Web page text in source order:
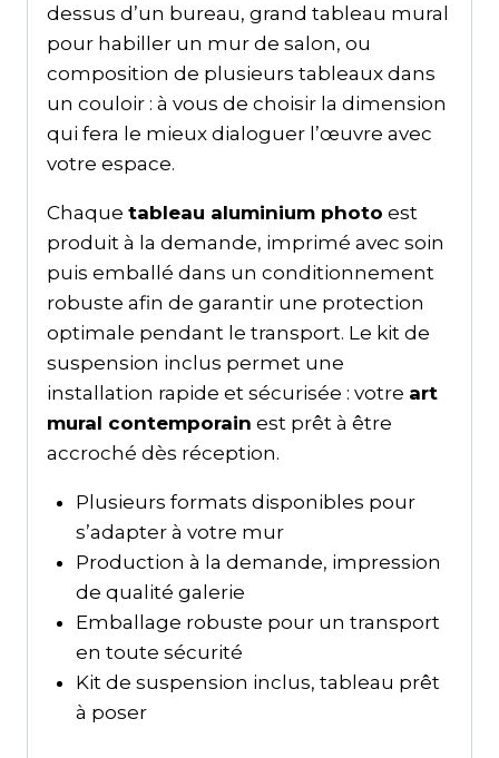
dessus d’un bureau, grand tableau mural
pour habiller un mur de salon, ou
composition de plusieurs tableaux dans
un couloir : à vous de choisir la dimension
qui fera le mieux dialoguer l’œuvre avec
votre espace.
Chaque tableau aluminium photo est
produit à la demande, imprimé avec soin
puis emballé dans un conditionnement
robuste afin de garantir une protection
optimale pendant le transport. Le kit de
suspension inclus permet une
installation rapide et sécurisée : votre art
mural contemporain est prêt à être
accroché dès réception.
Plusieurs formats disponibles pour
s’adapter à votre mur
Production à la demande, impression
de qualité galerie
Emballage robuste pour un transport
en toute sécurité
Kit de suspension inclus, tableau prêt
à poser